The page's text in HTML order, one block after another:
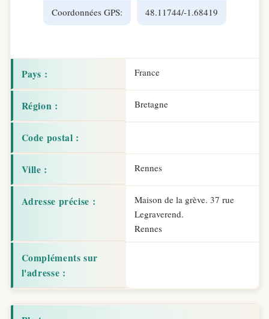
Coordonnées GPS: 48.11744/-1.68419
Pays : France
Région : Bretagne
Code postal :
Ville : Rennes
Adresse précise :
Maison de la grève. 37 rue
Legraverend.
Rennes
Compléments sur
l'adresse :